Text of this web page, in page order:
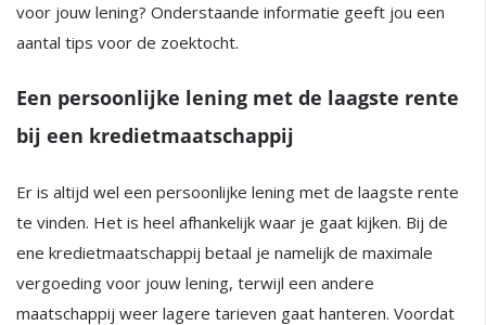
voor jouw lening? Onderstaande informatie geeft jou een
aantal tips voor de zoektocht.
Een persoonlijke lening met de laagste rente
bij een kredietmaatschappij
Er is altijd wel een persoonlijke lening met de laagste rente
te vinden. Het is heel afhankelijk waar je gaat kijken. Bij de
ene kredietmaatschappij betaal je namelijk de maximale
vergoeding voor jouw lening, terwijl een andere
maatschappij weer lagere tarieven gaat hanteren. Voordat